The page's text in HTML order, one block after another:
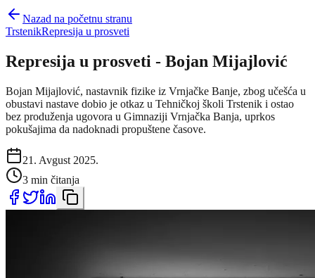
Nazad na početnu stranu
TrstenikRepresija u prosveti
Represija u prosveti - Bojan Mijajlović
Bojan Mijajlović, nastavnik fizike iz Vrnjačke Banje, zbog učešća u
obustavi nastave dobio je otkaz u Tehničkoj školi Trstenik i ostao
bez produženja ugovora u Gimnaziji Vrnjačka Banja, uprkos
pokušajima da nadoknadi propuštene časove.
21. Avgust 2025.
3 min čitanja